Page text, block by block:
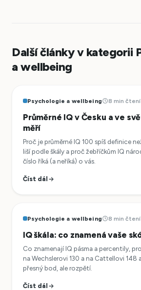
Další články v kategorii
a wellbeing
Psychologie a wellbeing 8 min čtení
Průměrné IQ v Česku a ve
měří
Proč je průměrné IQ 100 spíš definice
liší podle škály a proč žebříčkům IQ
číslo říká (a neříká) o vás.
Číst dál
Psychologie a wellbeing 8 min čtení
IQ škála: co znamená vaše
Co znamenají IQ pásma a percentily,
na Wechslerovi 130 a na Cattellovi 148
přesný bod, ale rozpětí.
Číst dál